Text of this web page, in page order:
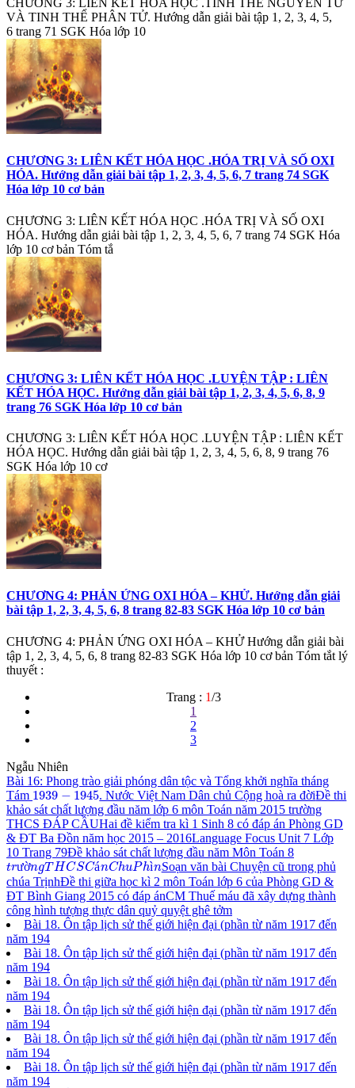
CHƯƠNG 3: LIÊN KẾT HÓA HỌC .TINH THỂ NGUYÊN TỬ
VÀ TINH THỂ PHÂN TỬ. Hướng dẫn giải bài tập 1, 2, 3, 4, 5,
6 trang 71 SGK Hóa lớp 10
CHƯƠNG 3: LIÊN KẾT HÓA HỌC .HÓA TRỊ VÀ SỐ OXI
HÓA. Hướng dẫn giải bài tập 1, 2, 3, 4, 5, 6, 7 trang 74 SGK
Hóa lớp 10 cơ bản
CHƯƠNG 3: LIÊN KẾT HÓA HỌC .HÓA TRỊ VÀ SỐ OXI
HÓA. Hướng dẫn giải bài tập 1, 2, 3, 4, 5, 6, 7 trang 74 SGK Hóa
lớp 10 cơ bản Tóm tắ
CHƯƠNG 3: LIÊN KẾT HÓA HỌC .LUYỆN TẬP : LIÊN
KẾT HÓA HỌC. Hướng dẫn giải bài tập 1, 2, 3, 4, 5, 6, 8, 9
trang 76 SGK Hóa lớp 10 cơ bản
CHƯƠNG 3: LIÊN KẾT HÓA HỌC .LUYỆN TẬP : LIÊN KẾT
HÓA HỌC. Hướng dẫn giải bài tập 1, 2, 3, 4, 5, 6, 8, 9 trang 76
SGK Hóa lớp 10 cơ
CHƯƠNG 4: PHẢN ỨNG OXI HÓA – KHỬ. Hướng dẫn giải
bài tập 1, 2, 3, 4, 5, 6, 8 trang 82-83 SGK Hóa lớp 10 cơ bản
CHƯƠNG 4: PHẢN ỨNG OXI HÓA – KHỬ Hướng dẫn giải bài
tập 1, 2, 3, 4, 5, 6, 8 trang 82-83 SGK Hóa lớp 10 cơ bản Tóm tắt lý
thuyết :
Trang : 1/3
1
2
3
Ngẫu Nhiên
Bài 16: Phong trào giải phóng dân tộc và Tổng khởi nghĩa tháng
Tám 1939 − 1945
1939−1945 . Nước Việt Nam Dân chủ Cộng hoà ra đờiĐề thi
khảo sát chất lượng đầu năm lớp 6 môn Toán năm 2015 trường
THCS ĐÁP CẦUHai đề kiểm tra kì 1 Sinh 8 có đáp án Phòng GD
& ĐT Ba Đồn năm học 2015 – 2016Language Focus Unit 7 Lớp
10 Trang 79Đề khảo sát chất lượng đầu năm Môn Toán 8
trườngTHCSCánChuPhìn
trườngTHCSCánChuPhìn
Soạn văn bài Chuyện cũ trong phủ
chúa TrịnhĐề thi giữa học kì 2 môn Toán lớp 6 của Phòng GD &
ĐT Bình Giang 2015 có đáp ánCM Thuế máu đã xây dựng thành
công hình tượng thực dân quỷ quyệt ghê tởm
Bài 18. Ôn tập lịch sử thế giới hiện đại (phần từ năm 1917 đến
năm 194
Bài 18. Ôn tập lịch sử thế giới hiện đại (phần từ năm 1917 đến
năm 194
Bài 18. Ôn tập lịch sử thế giới hiện đại (phần từ năm 1917 đến
năm 194
Bài 18. Ôn tập lịch sử thế giới hiện đại (phần từ năm 1917 đến
năm 194
Bài 18. Ôn tập lịch sử thế giới hiện đại (phần từ năm 1917 đến
năm 194
Bài 18. Ôn tập lịch sử thế giới hiện đại (phần từ năm 1917 đến
năm 194